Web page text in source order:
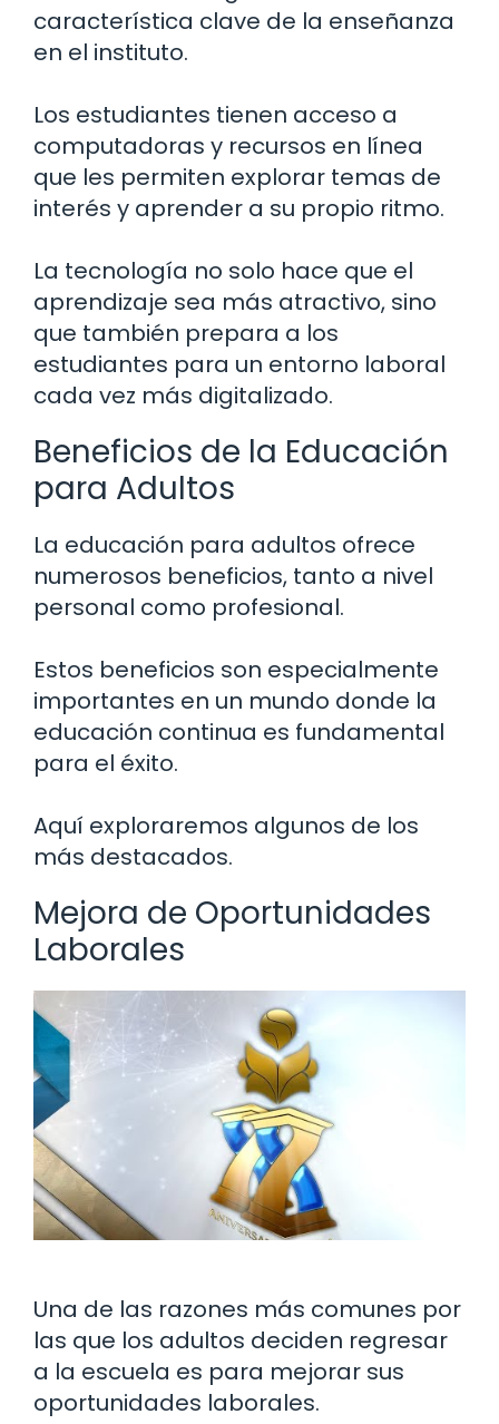
característica clave de la enseñanza
en el instituto.
Los estudiantes tienen acceso a
computadoras y recursos en línea
que les permiten explorar temas de
interés y aprender a su propio ritmo.
La tecnología no solo hace que el
aprendizaje sea más atractivo, sino
que también prepara a los
estudiantes para un entorno laboral
cada vez más digitalizado.
Beneficios de la Educación
para Adultos
La educación para adultos ofrece
numerosos beneficios, tanto a nivel
personal como profesional.
Estos beneficios son especialmente
importantes en un mundo donde la
educación continua es fundamental
para el éxito.
Aquí exploraremos algunos de los
más destacados.
Mejora de Oportunidades
Laborales
Una de las razones más comunes por
las que los adultos deciden regresar
a la escuela es para mejorar sus
oportunidades laborales.